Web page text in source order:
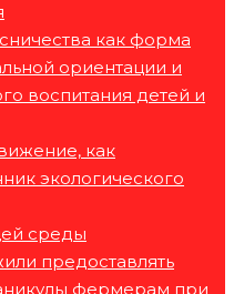
как форма
ориентации и
воспитания детей и
как
экологического
среды
предоставлять
фермерам при